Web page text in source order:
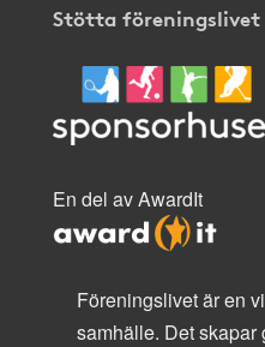
Stötta föreningslivet
En del av AwardIt
Föreningslivet är en
samhälle. Det skapar